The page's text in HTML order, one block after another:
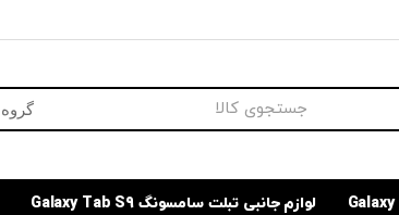
لوازم جانبی تبلت سامسونگ Galaxy Tab S9